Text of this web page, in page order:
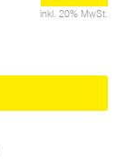
inkl. 20% MwSt.